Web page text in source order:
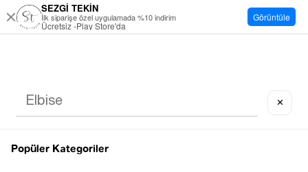
SEZGİ TEKİN
İlk siparişe özel uygulamada %10 indirim
Ücretsiz -Play Store'da
Görüntüle
✕
Popüler Kategoriler